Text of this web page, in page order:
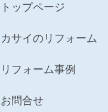
トップページ
カサイのリフォーム
リフォーム事例
お問合せ